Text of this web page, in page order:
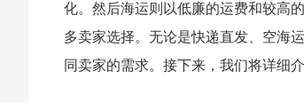
化。然后海运则以低廉的运费和较高
多卖家选择。无论是快递直发、空海
同卖家的需求。接下来，我们将详细